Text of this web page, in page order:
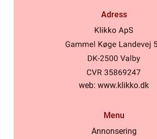
Adress
web: www.klikko.dk
Menu
Annonsering